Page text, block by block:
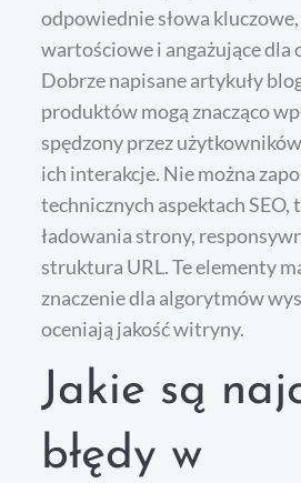
odpowiednie słowa
wartościowe i angażujące dla
Dobrze napisane artykuły
produktów mogą znacząco
spędzony przez
ich interakcje. Nie można
technicznych aspektach SEO,
ładowania strony,
struktura URL. Te elementy
znaczenie dla algorytmów
oceniają jakość witryny.
Jakie są
błędy w